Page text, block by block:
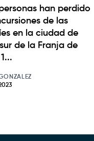
han perdido
de las
en la ciudad de
de la Franja de